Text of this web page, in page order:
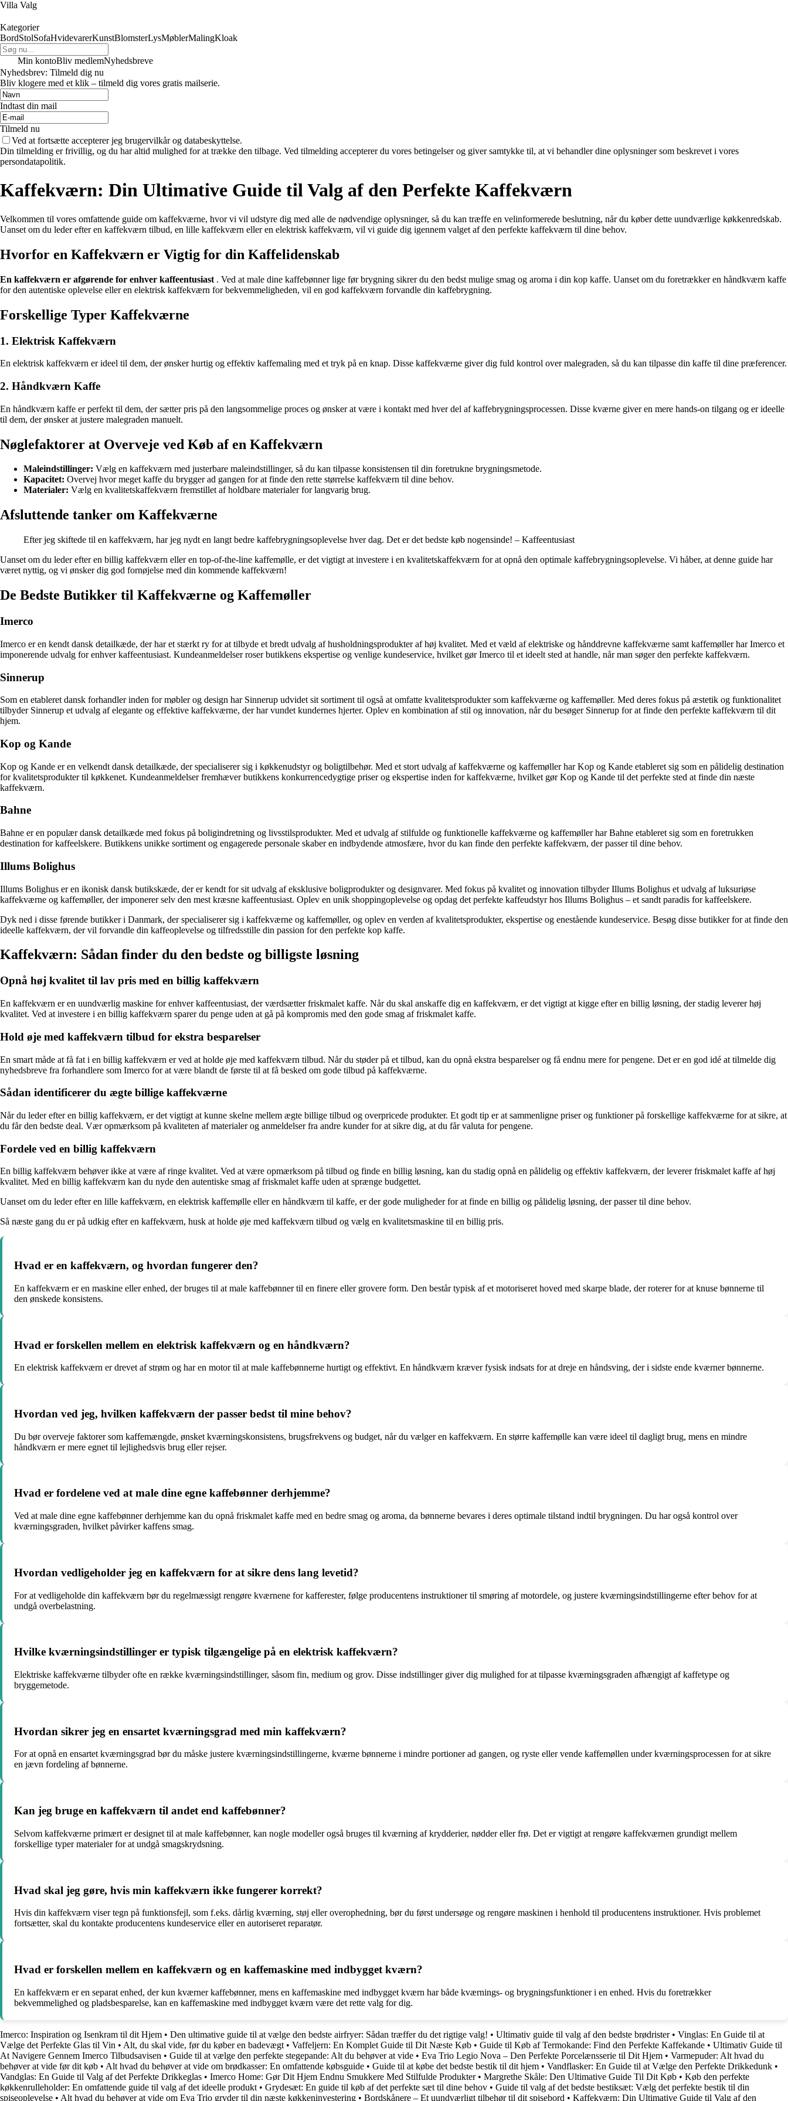
Villa Valg
Kategorier
BordStolSofaHvidevarerKunstBlomsterLysMøblerMalingKloak
Min kontoBliv medlemNyhedsbreve
Nyhedsbrev: Tilmeld dig nu
Bliv klogere med et klik – tilmeld dig vores gratis mailserie.
Indtast din mail
Tilmeld nu
Ved at fortsætte accepterer jeg brugervilkår og databeskyttelse.
Din tilmelding er frivillig, og du har altid mulighed for at trække den tilbage. Ved tilmelding accepterer du vores betingelser og giver samtykke til, at vi behandler dine oplysninger som beskrevet i vores
persondatapolitik.
Kaffekværn: Din Ultimative Guide til Valg af den Perfekte Kaffekværn
Velkommen til vores omfattende guide om kaffekværne, hvor vi vil udstyre dig med alle de nødvendige oplysninger, så du kan træffe en velinformerede beslutning, når du køber dette uundværlige køkkenredskab.
Uanset om du leder efter en kaffekværn tilbud, en lille kaffekværn eller en elektrisk kaffekværn, vil vi guide dig igennem valget af den perfekte kaffekværn til dine behov.
Hvorfor en Kaffekværn er Vigtig for din Kaffelidenskab
En kaffekværn er afgørende for enhver kaffeentusiast . Ved at male dine kaffebønner lige før brygning sikrer du den bedst mulige smag og aroma i din kop kaffe. Uanset om du foretrækker en håndkværn kaffe
for den autentiske oplevelse eller en elektrisk kaffekværn for bekvemmeligheden, vil en god kaffekværn forvandle din kaffebrygning.
Forskellige Typer Kaffekværne
1. Elektrisk Kaffekværn
En elektrisk kaffekværn er ideel til dem, der ønsker hurtig og effektiv kaffemaling med et tryk på en knap. Disse kaffekværne giver dig fuld kontrol over malegraden, så du kan tilpasse din kaffe til dine præferencer.
2. Håndkværn Kaffe
En håndkværn kaffe er perfekt til dem, der sætter pris på den langsommelige proces og ønsker at være i kontakt med hver del af kaffebrygningsprocessen. Disse kværne giver en mere hands-on tilgang og er ideelle
til dem, der ønsker at justere malegraden manuelt.
Nøglefaktorer at Overveje ved Køb af en Kaffekværn
Maleindstillinger: Vælg en kaffekværn med justerbare maleindstillinger, så du kan tilpasse konsistensen til din foretrukne brygningsmetode.
Kapacitet: Overvej hvor meget kaffe du brygger ad gangen for at finde den rette størrelse kaffekværn til dine behov.
Materialer: Vælg en kvalitetskaffekværn fremstillet af holdbare materialer for langvarig brug.
Afsluttende tanker om Kaffekværne
Efter jeg skiftede til en kaffekværn, har jeg nydt en langt bedre kaffebrygningsoplevelse hver dag. Det er det bedste køb nogensinde! – Kaffeentusiast
Uanset om du leder efter en billig kaffekværn eller en top-of-the-line kaffemølle, er det vigtigt at investere i en kvalitetskaffekværn for at opnå den optimale kaffebrygningsoplevelse. Vi håber, at denne guide har
været nyttig, og vi ønsker dig god fornøjelse med din kommende kaffekværn!
De Bedste Butikker til Kaffekværne og Kaffemøller
Imerco
Imerco er en kendt dansk detailkæde, der har et stærkt ry for at tilbyde et bredt udvalg af husholdningsprodukter af høj kvalitet. Med et væld af elektriske og hånddrevne kaffekværne samt kaffemøller har Imerco et
imponerende udvalg for enhver kaffeentusiast. Kundeanmeldelser roser butikkens ekspertise og venlige kundeservice, hvilket gør Imerco til et ideelt sted at handle, når man søger den perfekte kaffekværn.
Sinnerup
Som en etableret dansk forhandler inden for møbler og design har Sinnerup udvidet sit sortiment til også at omfatte kvalitetsprodukter som kaffekværne og kaffemøller. Med deres fokus på æstetik og funktionalitet
tilbyder Sinnerup et udvalg af elegante og effektive kaffekværne, der har vundet kundernes hjerter. Oplev en kombination af stil og innovation, når du besøger Sinnerup for at finde den perfekte kaffekværn til dit
hjem.
Kop og Kande
Kop og Kande er en velkendt dansk detailkæde, der specialiserer sig i køkkenudstyr og boligtilbehør. Med et stort udvalg af kaffekværne og kaffemøller har Kop og Kande etableret sig som en pålidelig destination
for kvalitetsprodukter til køkkenet. Kundeanmeldelser fremhæver butikkens konkurrencedygtige priser og ekspertise inden for kaffekværne, hvilket gør Kop og Kande til det perfekte sted at finde din næste
kaffekværn.
Bahne
Bahne er en populær dansk detailkæde med fokus på boligindretning og livsstilsprodukter. Med et udvalg af stilfulde og funktionelle kaffekværne og kaffemøller har Bahne etableret sig som en foretrukken
destination for kaffeelskere. Butikkens unikke sortiment og engagerede personale skaber en indbydende atmosfære, hvor du kan finde den perfekte kaffekværn, der passer til dine behov.
Illums Bolighus
Illums Bolighus er en ikonisk dansk butikskæde, der er kendt for sit udvalg af eksklusive boligprodukter og designvarer. Med fokus på kvalitet og innovation tilbyder Illums Bolighus et udvalg af luksuriøse
kaffekværne og kaffemøller, der imponerer selv den mest kræsne kaffeentusiast. Oplev en unik shoppingoplevelse og opdag det perfekte kaffeudstyr hos Illums Bolighus – et sandt paradis for kaffeelskere.
Dyk ned i disse førende butikker i Danmark, der specialiserer sig i kaffekværne og kaffemøller, og oplev en verden af kvalitetsprodukter, ekspertise og enestående kundeservice. Besøg disse butikker for at finde den
ideelle kaffekværn, der vil forvandle din kaffeoplevelse og tilfredsstille din passion for den perfekte kop kaffe.
Kaffekværn: Sådan finder du den bedste og billigste løsning
Opnå høj kvalitet til lav pris med en billig kaffekværn
En kaffekværn er en uundværlig maskine for enhver kaffeentusiast, der værdsætter friskmalet kaffe. Når du skal anskaffe dig en kaffekværn, er det vigtigt at kigge efter en billig løsning, der stadig leverer høj
kvalitet. Ved at investere i en billig kaffekværn sparer du penge uden at gå på kompromis med den gode smag af friskmalet kaffe.
Hold øje med kaffekværn tilbud for ekstra besparelser
En smart måde at få fat i en billig kaffekværn er ved at holde øje med kaffekværn tilbud. Når du støder på et tilbud, kan du opnå ekstra besparelser og få endnu mere for pengene. Det er en god idé at tilmelde dig
nyhedsbreve fra forhandlere som Imerco for at være blandt de første til at få besked om gode tilbud på kaffekværne.
Sådan identificerer du ægte billige kaffekværne
Når du leder efter en billig kaffekværn, er det vigtigt at kunne skelne mellem ægte billige tilbud og overpricede produkter. Et godt tip er at sammenligne priser og funktioner på forskellige kaffekværne for at sikre, at
du får den bedste deal. Vær opmærksom på kvaliteten af materialer og anmeldelser fra andre kunder for at sikre dig, at du får valuta for pengene.
Fordele ved en billig kaffekværn
En billig kaffekværn behøver ikke at være af ringe kvalitet. Ved at være opmærksom på tilbud og finde en billig løsning, kan du stadig opnå en pålidelig og effektiv kaffekværn, der leverer friskmalet kaffe af høj
kvalitet. Med en billig kaffekværn kan du nyde den autentiske smag af friskmalet kaffe uden at sprænge budgettet.
Uanset om du leder efter en lille kaffekværn, en elektrisk kaffemølle eller en håndkværn til kaffe, er der gode muligheder for at finde en billig og pålidelig løsning, der passer til dine behov.
Så næste gang du er på udkig efter en kaffekværn, husk at holde øje med kaffekværn tilbud og vælg en kvalitetsmaskine til en billig pris.
Hvad er en kaffekværn, og hvordan fungerer den?
En kaffekværn er en maskine eller enhed, der bruges til at male kaffebønner til en finere eller grovere form. Den består typisk af et motoriseret hoved med skarpe blade, der roterer for at knuse bønnerne til
den ønskede konsistens.
Hvad er forskellen mellem en elektrisk kaffekværn og en håndkværn?
En elektrisk kaffekværn er drevet af strøm og har en motor til at male kaffebønnerne hurtigt og effektivt. En håndkværn kræver fysisk indsats for at dreje en håndsving, der i sidste ende kværner bønnerne.
Hvordan ved jeg, hvilken kaffekværn der passer bedst til mine behov?
Du bør overveje faktorer som kaffemængde, ønsket kværningskonsistens, brugsfrekvens og budget, når du vælger en kaffekværn. En større kaffemølle kan være ideel til dagligt brug, mens en mindre
håndkværn er mere egnet til lejlighedsvis brug eller rejser.
Hvad er fordelene ved at male dine egne kaffebønner derhjemme?
Ved at male dine egne kaffebønner derhjemme kan du opnå friskmalet kaffe med en bedre smag og aroma, da bønnerne bevares i deres optimale tilstand indtil brygningen. Du har også kontrol over
kværningsgraden, hvilket påvirker kaffens smag.
Hvordan vedligeholder jeg en kaffekværn for at sikre dens lang levetid?
For at vedligeholde din kaffekværn bør du regelmæssigt rengøre kværnene for kafferester, følge producentens instruktioner til smøring af motordele, og justere kværningsindstillingerne efter behov for at
undgå overbelastning.
Hvilke kværningsindstillinger er typisk tilgængelige på en elektrisk kaffekværn?
Elektriske kaffekværne tilbyder ofte en række kværningsindstillinger, såsom fin, medium og grov. Disse indstillinger giver dig mulighed for at tilpasse kværningsgraden afhængigt af kaffetype og
bryggemetode.
Hvordan sikrer jeg en ensartet kværningsgrad med min kaffekværn?
For at opnå en ensartet kværningsgrad bør du måske justere kværningsindstillingerne, kværne bønnerne i mindre portioner ad gangen, og ryste eller vende kaffemøllen under kværningsprocessen for at sikre
en jævn fordeling af bønnerne.
Kan jeg bruge en kaffekværn til andet end kaffebønner?
Selvom kaffekværne primært er designet til at male kaffebønner, kan nogle modeller også bruges til kværning af krydderier, nødder eller frø. Det er vigtigt at rengøre kaffekværnen grundigt mellem
forskellige typer materialer for at undgå smagskrydsning.
Hvad skal jeg gøre, hvis min kaffekværn ikke fungerer korrekt?
Hvis din kaffekværn viser tegn på funktionsfejl, som f.eks. dårlig kværning, støj eller overophedning, bør du først undersøge og rengøre maskinen i henhold til producentens instruktioner. Hvis problemet
fortsætter, skal du kontakte producentens kundeservice eller en autoriseret reparatør.
Hvad er forskellen mellem en kaffekværn og en kaffemaskine med indbygget kværn?
En kaffekværn er en separat enhed, der kun kværner kaffebønner, mens en kaffemaskine med indbygget kværn har både kværnings- og brygningsfunktioner i en enhed. Hvis du foretrækker
bekvemmelighed og pladsbesparelse, kan en kaffemaskine med indbygget kværn være det rette valg for dig.
Imerco: Inspiration og Isenkram til dit Hjem • Den ultimative guide til at vælge den bedste airfryer: Sådan træffer du det rigtige valg! • Ultimativ guide til valg af den bedste brødrister• Vinglas: En Guide til at
Vælge det Perfekte Glas til Vin • Alt, du skal vide, før du køber en badevægt • Vaffeljern: En Komplet Guide til Dit Næste Køb • Guide til Køb af Termokande: Find den Perfekte Kaffekande • Ultimativ Guide til
At Navigere Gennem Imerco Tilbudsavisen • Guide til at vælge den perfekte stegepande: Alt du behøver at vide • Eva Trio Legio Nova – Den Perfekte Porcelænsserie til Dit Hjem • Varmepuder: Alt hvad du
behøver at vide før dit køb • Alt hvad du behøver at vide om brødkasser: En omfattende købsguide • Guide til at købe det bedste bestik til dit hjem • Vandflasker: En Guide til at Vælge den Perfekte Drikkedunk •
Vandglas: En Guide til Valg af det Perfekte Drikkeglas • Imerco Home: Gør Dit Hjem Endnu Smukkere Med Stilfulde Produkter• Margrethe Skåle: Den Ultimative Guide Til Dit Køb • Køb den perfekte
køkkenrulleholder: En omfattende guide til valg af det ideelle produkt • Grydesæt: En guide til køb af det perfekte sæt til dine behov • Guide til valg af det bedste bestiksæt: Vælg det perfekte bestik til din
spiseoplevelse • Alt hvad du behøver at vide om Eva Trio gryder til din næste køkkeninvestering • Bordskånere – Et uundværligt tilbehør til dit spisebord • Kaffekværn: Din Ultimative Guide til Valg af den